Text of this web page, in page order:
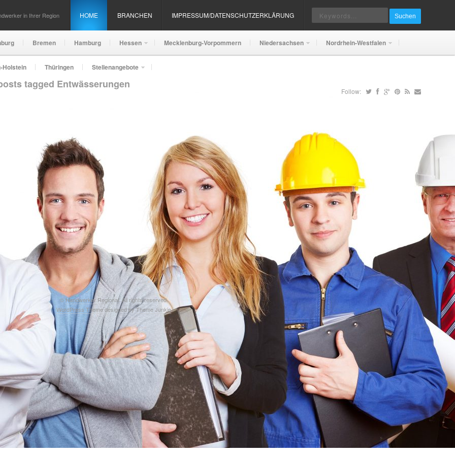
in Ihrer Region HOME BRANCHEN IMPRESSUM/DATENSCHUTZERKLÄRUNG Suchen
Bremen Hamburg Hessen Mecklenburg-Vorpommern Niedersachsen Nordrhein-Westfalen
Holstein Thüringen Stellenangebote
Follow:
tagged Entwässerungen
©Handwerker Regional. All rights reserved.
WordPress Themedesigned byTheme Junkie